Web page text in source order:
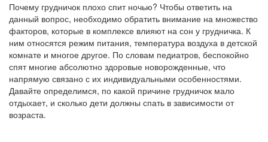
Почему грудничок плохо спит ночью? Чтобы ответить на
данный вопрос, необходимо обратить внимание на множество
факторов, которые в комплексе влияют на сон у грудничка. К
ним относятся режим питания, температура воздуха в детской
комнате и многое другое. По словам педиатров, беспокойно
спят многие абсолютно здоровые новорожденные, что
напрямую связано с их индивидуальными особенностями.
Давайте определимся, по какой причине грудничок мало
отдыхает, и сколько дети должны спать в зависимости от
возраста.